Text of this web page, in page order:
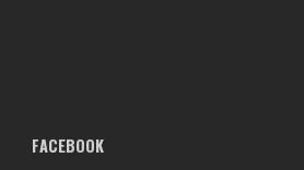
FACEBOOK